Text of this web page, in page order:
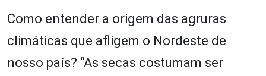
Como entender a origem das agruras
climáticas que afligem o Nordeste de
nosso país? “As secas costumam ser